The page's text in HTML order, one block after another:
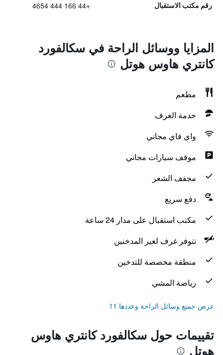
رقم مكتب الاستقبال +44 166 444 4654
المزايا ووسائل الراحة في سكالفورد
كانتري هاوس هوتل
مطعم
خدمة الغرف
واي فاي مجاني
موقف سيارات مجاني
مجفف الشعر
دفع سريع
مكتب استقبال على مدار 24 ساعة
تتوفر غرف لغير المدخنين
منطقة مخصصة للتدخين
رياضة المشي
عرض جميع وسائل الراحة وعددها 11
تقييمات حول سكالفورد كانتري هاوس
هوتل